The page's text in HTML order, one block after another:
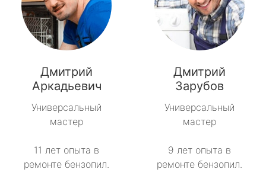
Дмитрий
Аркадьевич
Универсальный
мастер
11 лет опыта в
ремонте бензопил.
Дмитрий
Зарубов
Универсальный
мастер
9 лет опыта в
ремонте бензопил.